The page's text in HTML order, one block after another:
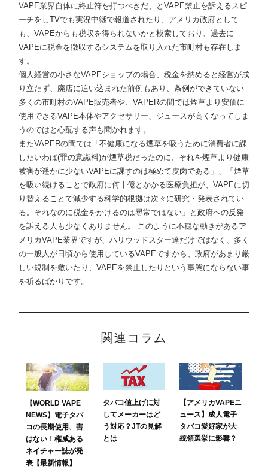
VAPE業界自体に終止符を打つべきだ、とVAPE禁止を訴えるスピ
ーチをしTVでも実況中継で報道されたり、アメリカ政府として
も、VAPEからも税収を得られないかと模索しており、過去に
VAPEに税金を徴収するシステムを取り入れた市町村も存在しま
す。
個人経営の小さなVAPEショップの場合、税金を納めると経営が成
り立たず、廃店に追い込まれた前例もあり、条例ができていない
多くの市町村のVAPE販売者や、VAPERの間では煙草より安価に
使用できるVAPE本体やアクセサリー、ジュースが高くなってしま
うのではと心配する声も聞かれます。
またVAPERの間では「不健康になる煙草を吸うために消費者に課
したいわば(罪の意識料)が煙草税だったのに、それを煙草より健康
被害が遥かに少ないVAPEに課すのは極めて皮肉である」、「煙草
を吸い続けることで政府に何十億とかかる医療負担が、VAPEに切
り替えることで減少する科学的根拠は次々に研究・発表されてい
る。それなのに税金をかけるのは尋常ではない」と政府への反発
を訴える人も少なくありません。 このように不穏な動きがあるア
メリカVAPE業界ですが、ハリウッドスター達だけではなく、多く
の一般人が日頃から使用しているVAPEですから、政府があまり厳
しい規制を敷いたり、VAPEを禁止したりという事態にならない事
を祈るばかりです。
関連コラム
【WORLD VAPE
NEWS】電子タバ
コの長期使用、害
はない！権威ある
ネイチャー誌が発
表【最新情報】
タバコ値上げに対
してメーカーはど
う対応？JTの見解
とは
【アメリカVAPEニ
ュース】成人電子
タバコ愛好家が大
統領選挙に影響？